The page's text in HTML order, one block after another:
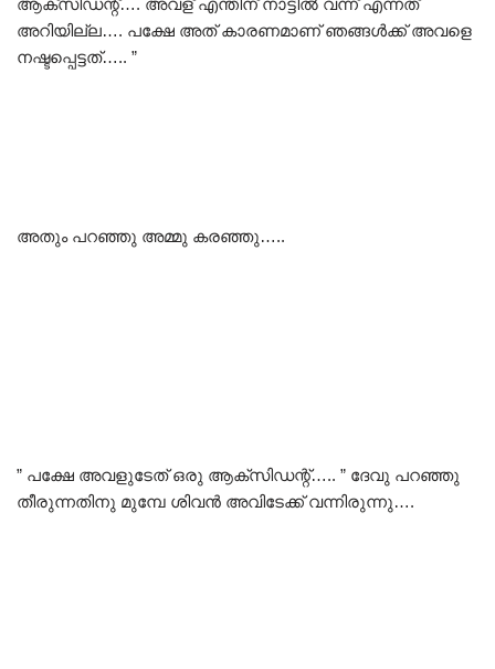
ആക്സിഡന്റ്…. അവള് എന്തിന് നാട്ടിൽ വന്ന് എന്നത്
അറിയില്ല…. പക്ഷേ അത് കാരണമാണ് ഞങ്ങൾക്ക് അവളെ
നഷ്ടപ്പെട്ടത്….. ”
അതും പറഞ്ഞു അമ്മു കരഞ്ഞു…..
” പക്ഷേ അവളുടേത് ഒരു ആക്സിഡന്റ്….. ” ദേവു പറഞ്ഞു
തീരുന്നതിനു മുമ്പേ ശിവൻ അവിടേക്ക് വന്നിരുന്നു….